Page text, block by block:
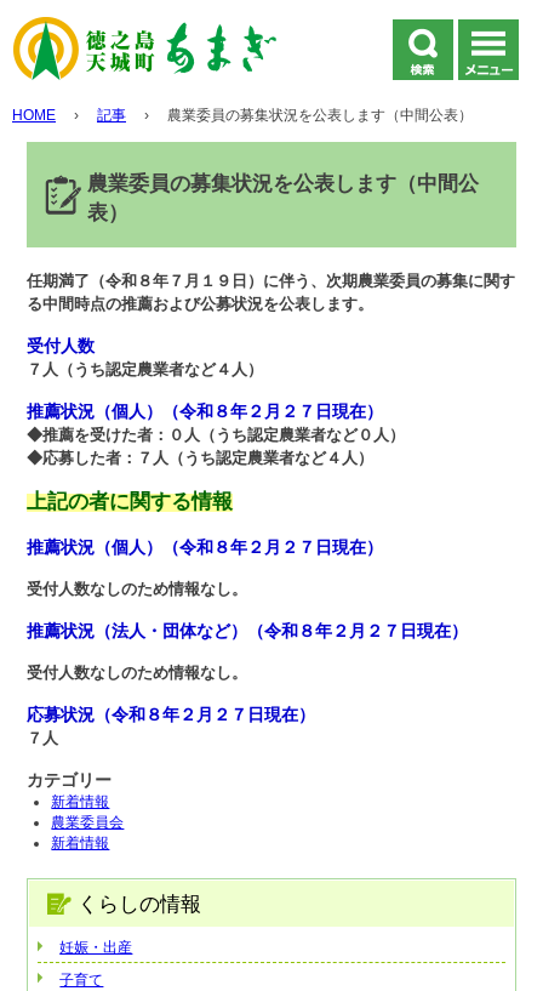
HOME › 記事 › 農業委員の募集状況を公表します（中間公表）
農業委員の募集状況を公表します（中間公
表）
任期満了（令和８年７月１９日）に伴う、次期農業委員の募集に関す
る中間時点の推薦および公募状況を公表します。
受付人数
７人（うち認定農業者など４人）
推薦状況（個人）（令和８年２月２７日現在）
◆推薦を受けた者：０人（うち認定農業者など０人）
◆応募した者：７人（うち認定農業者など４人）
上記の者に関する情報
推薦状況（個人）（令和８年２月２７日現在）
受付人数なしのため情報なし。
推薦状況（法人・団体など）（令和８年２月２７日現在）
受付人数なしのため情報なし。
応募状況（令和８年２月２７日現在）
７人
カテゴリー
新着情報
農業委員会
新着情報
くらしの情報
妊娠・出産
子育て